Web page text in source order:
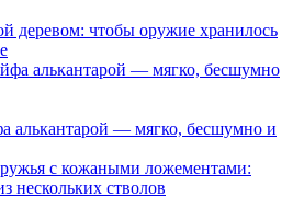
деревом: чтобы оружие хранилось
алькантарой — мягко, бесшумно и